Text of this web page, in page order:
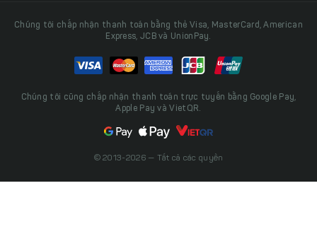
Chúng tôi chấp nhận thanh toán bằng thẻ Visa, MasterCard, American
Express, JCB và UnionPay.
Chúng tôi cũng chấp nhận thanh toán trực tuyến bằng Google Pay,
Apple Pay và VietQR.
© 2013-2026 — Tất cả các quyền